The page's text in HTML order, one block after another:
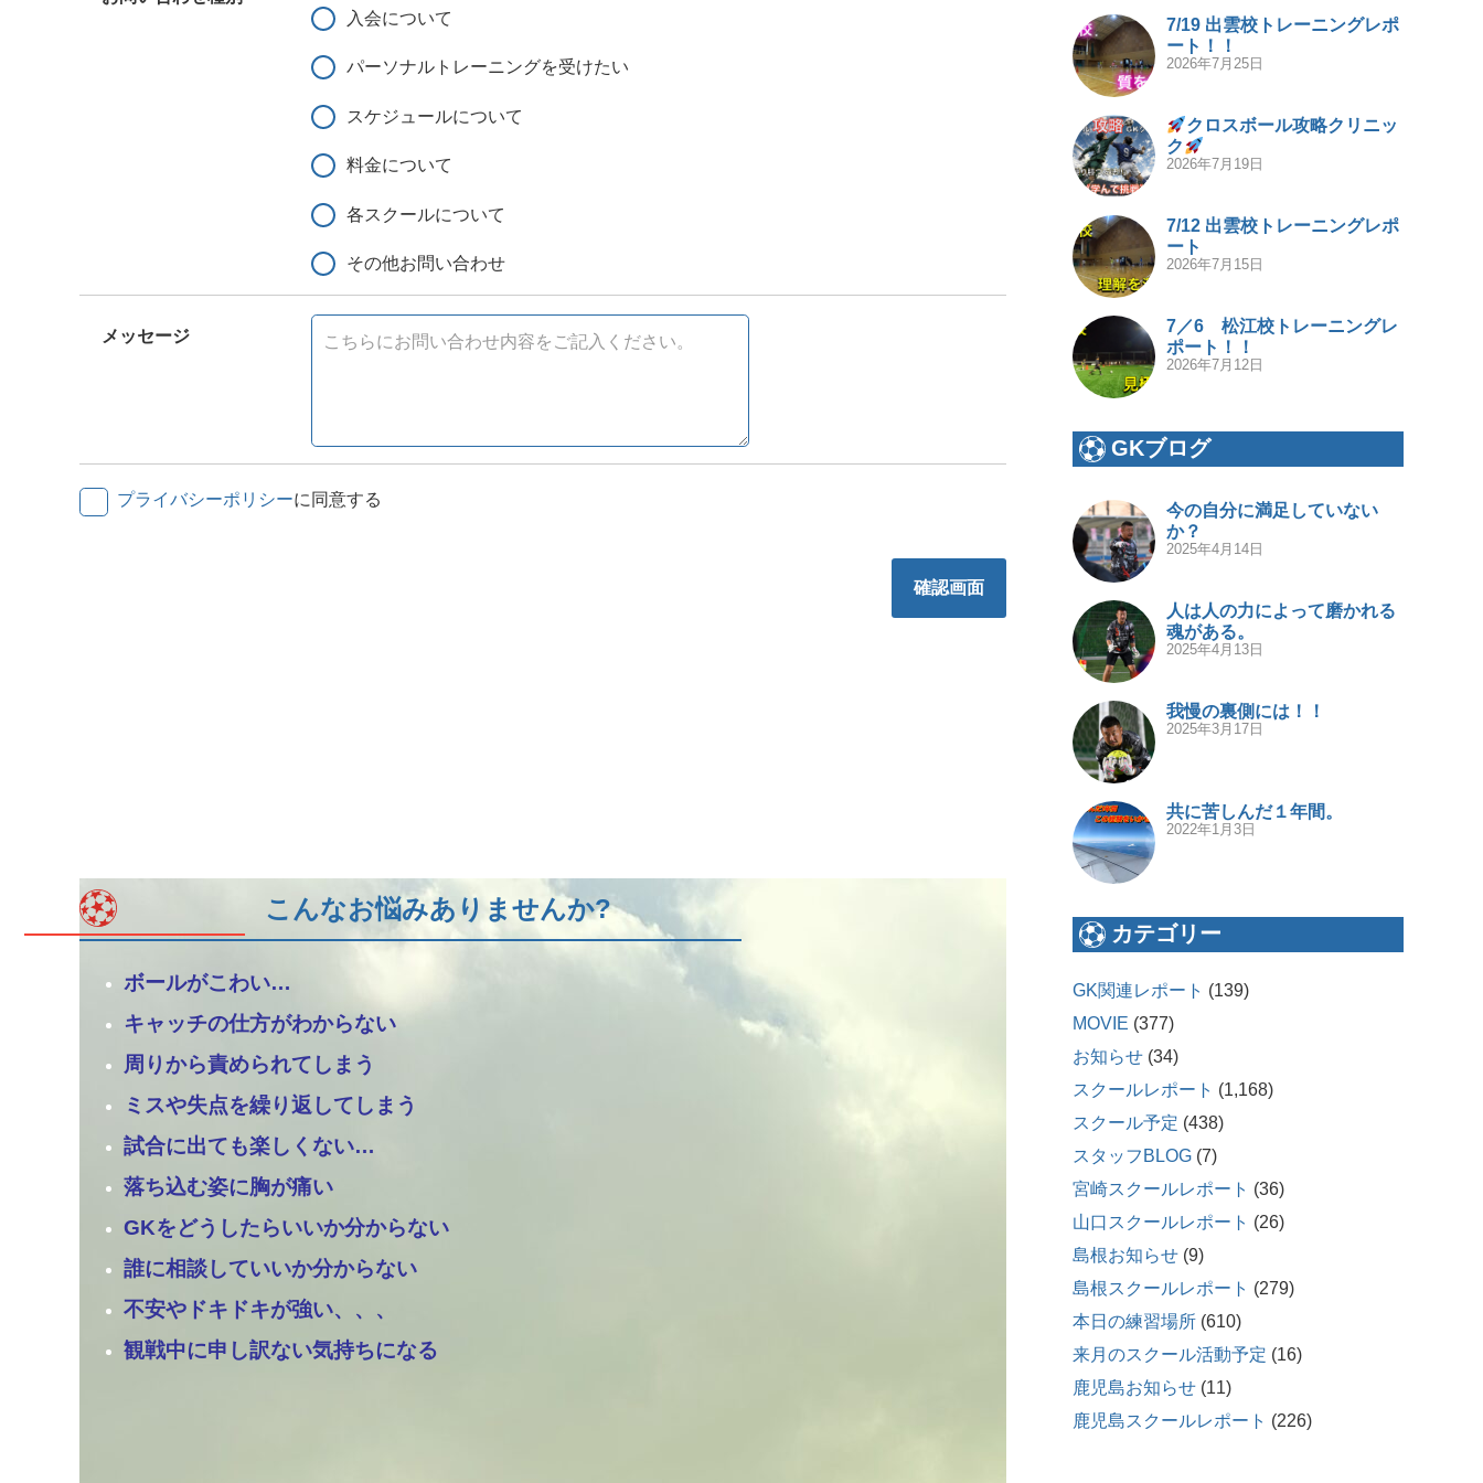
入会について
パーソナルトレーニングを受けたい
スケジュールについて
料金について
各スクールについて
その他お問い合わせ
メッセージ
プライバシーポリシーに同意する
確認画面
こんなお悩みありませんか?
ボールがこわい…
キャッチの仕方がわからない
周りから責められてしまう
ミスや失点を繰り返してしまう
試合に出ても楽しくない…
落ち込む姿に胸が痛い
GKをどうしたらいいか分からない
誰に相談していいか分からない
不安やドキドキが強い、、、
観戦中に申し訳ない気持ちになる
7/19 出雲校トレーニングレポ
ート！！
2026年7月25日
クロスボール攻略クリニッ
ク
2026年7月19日
7/12 出雲校トレーニングレポ
ート
2026年7月15日
7／6 松江校トレーニングレ
ポート！！
2026年7月12日
GKブログ
今の自分に満足していない
か？
2025年4月14日
人は人の力によって磨かれる
魂がある。
2025年4月13日
我慢の裏側には！！
2025年3月17日
共に苦しんだ１年間。
2022年1月3日
カテゴリー
GK関連レポート (139)
MOVIE (377)
お知らせ (34)
スクールレポート (1,168)
スクール予定 (438)
スタッフBLOG (7)
宮崎スクールレポート (36)
山口スクールレポート (26)
島根お知らせ (9)
島根スクールレポート (279)
本日の練習場所 (610)
来月のスクール活動予定 (16)
鹿児島お知らせ (11)
鹿児島スクールレポート (226)